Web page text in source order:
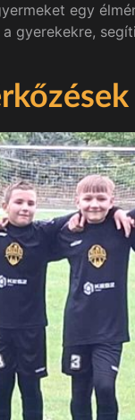
egy
gyerekekre,